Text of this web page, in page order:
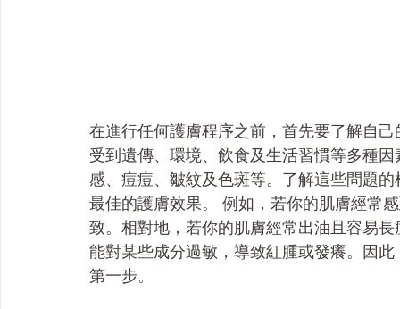
在進行任何護膚程序之前，首先要了解自
受到遺傳、環境、飲食及生活習慣等多種
感、痘痘、皺紋及色斑等。了解這些問題
最佳的護膚效果。 例如，若你的肌膚經常
致。相對地，若你的肌膚經常出油且容易
能對某些成分過敏，導致紅腫或發癢。因
第一步。